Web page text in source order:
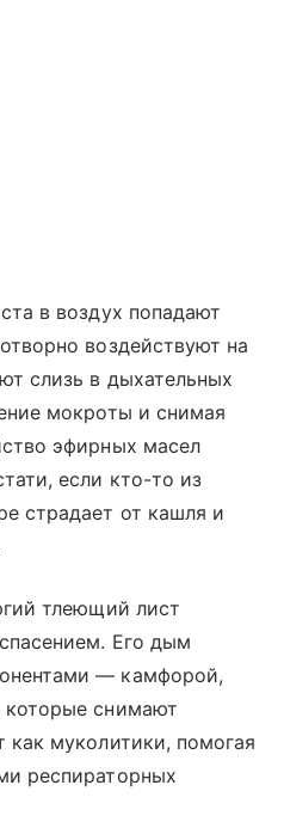
в воздух попадают
воздействуют на
слизь в дыхательных
мокроты и снимая
эфирных масел
если кто-то из
страдает от кашля и
тлеющий лист
Его дым
— камфорой,
снимают
как муколитики, помогая
респираторных